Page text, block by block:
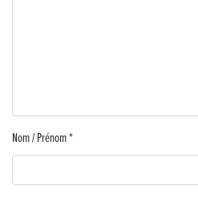
Nouvelle signalétique rue Pasteur pour la
🇫🇷✨ Cérémonie de la Victoire du 8 mai
Nom / Prénom*